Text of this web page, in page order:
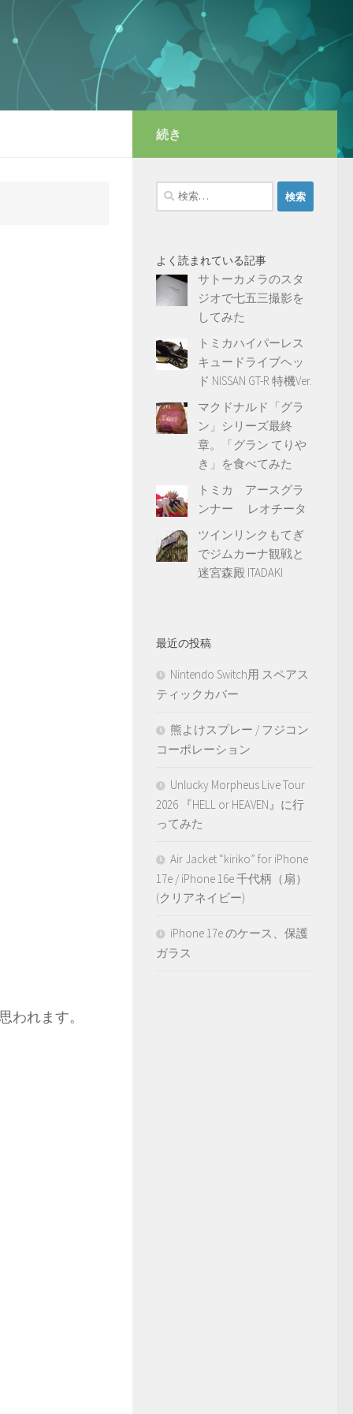
われます。
続き
検
索:
よく読まれている記事
サトーカメラのスタ
ジオで七五三撮影を
してみた
トミカハイパーレス
キュードライブヘッ
ド NISSAN GT-R 特機Ver.
マクドナルド「グラ
ン」シリーズ最終
章。「グラン てりや
き」を食べてみた
トミカ アースグラ
ンナー レオチータ
ツインリンクもてぎ
でジムカーナ観戦と
迷宮森殿 ITADAKI
最近の投稿
Nintendo Switch用 スペアス
ティックカバー
熊よけスプレー / フジコン
コーポレーション
Unlucky Morpheus Live Tour
2026 『HELL or HEAVEN』に行
ってみた
Air Jacket “kiriko” for iPhone
17e / iPhone 16e 千代柄（扇）
(クリアネイビー)
iPhone 17e のケース、保護
ガラス